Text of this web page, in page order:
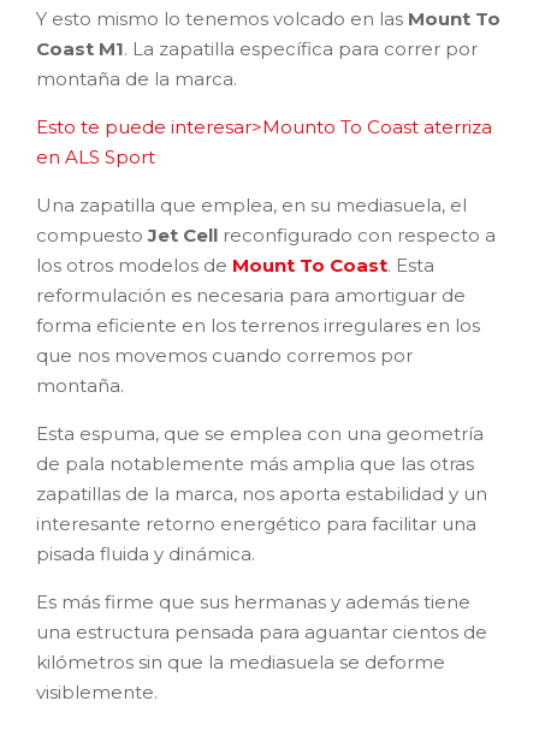
Y esto mismo lo tenemos volcado en las Mount To
Coast M1. La zapatilla específica para correr por
montaña de la marca.
Esto te puede interesar>Mounto To Coast aterriza
en ALS Sport
Una zapatilla que emplea, en su mediasuela, el
compuestoJet Cell reconfigurado con respecto a
los otros modelos de Mount To Coast. Esta
reformulación es necesaria para amortiguar de
forma eficiente en los terrenos irregulares en los
que nos movemos cuando corremos por
montaña.
Esta espuma, que se emplea con una geometría
de pala notablemente más amplia que las otras
zapatillas de la marca, nos aporta estabilidad y un
interesante retorno energético para facilitar una
pisada fluida y dinámica.
Es más firme que sus hermanas y además tiene
una estructura pensada para aguantar cientos de
kilómetros sin que la mediasuela se deforme
visiblemente.